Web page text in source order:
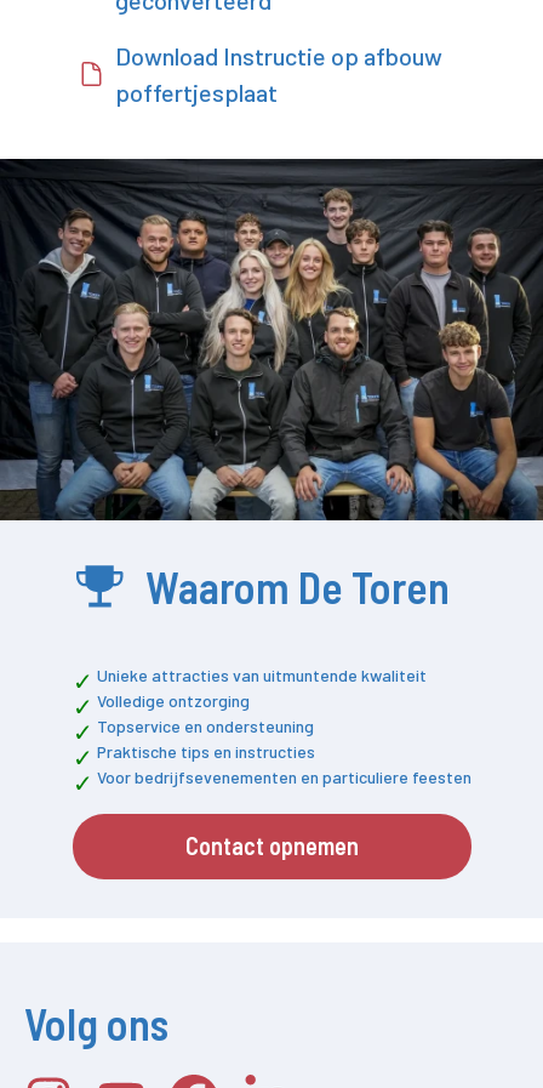
Download Instructie op afbouw
poffertjesplaat
Waarom De Toren
Unieke attracties van uitmuntende kwaliteit
Volledige ontzorging
Topservice en ondersteuning
Praktische tips en instructies
Voor bedrijfsevenementen en particuliere feesten
Contact opnemen
Volg ons